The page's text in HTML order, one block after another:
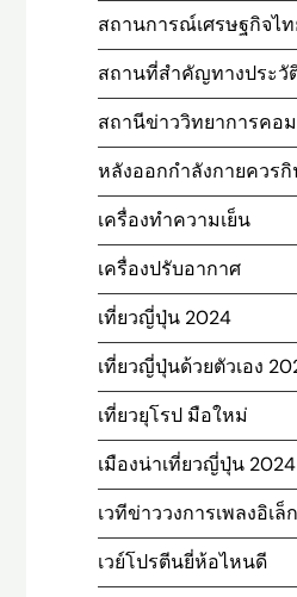
สถานการณ์เศรษฐกิจไ
สถานที่สําคัญทางประวั
สถานีข่าววิทยาการคอ
หลังออกกําลังกายควร
เครื่องทำความเย็น
เครื่องปรับอากาศ
เที่ยวญี่ปุ่น 2024
เที่ยวญี่ปุ่นด้วยตัวเอง
เที่ยวยุโรป มือใหม่
เมืองน่าเที่ยวญี่ปุ่น 2024
เวทีข่าววงการเพลงอิเ
เวย์โปรตีนยี่ห้อไหนดี